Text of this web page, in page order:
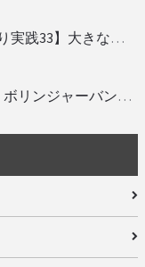
勝てるBO攻略【トレンド順張り実践33】大きな変動にすべり込み
勝てるBO攻略【MACD実践14】ボリンジャーバンドとともに相場を読む